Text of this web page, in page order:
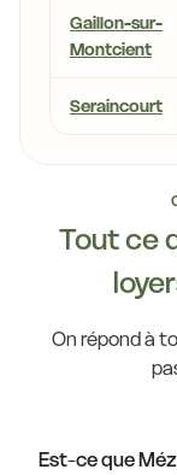
Gaillon-sur-
Montcient
Seraincourt
Tout ce
On répond à
Est-ce que